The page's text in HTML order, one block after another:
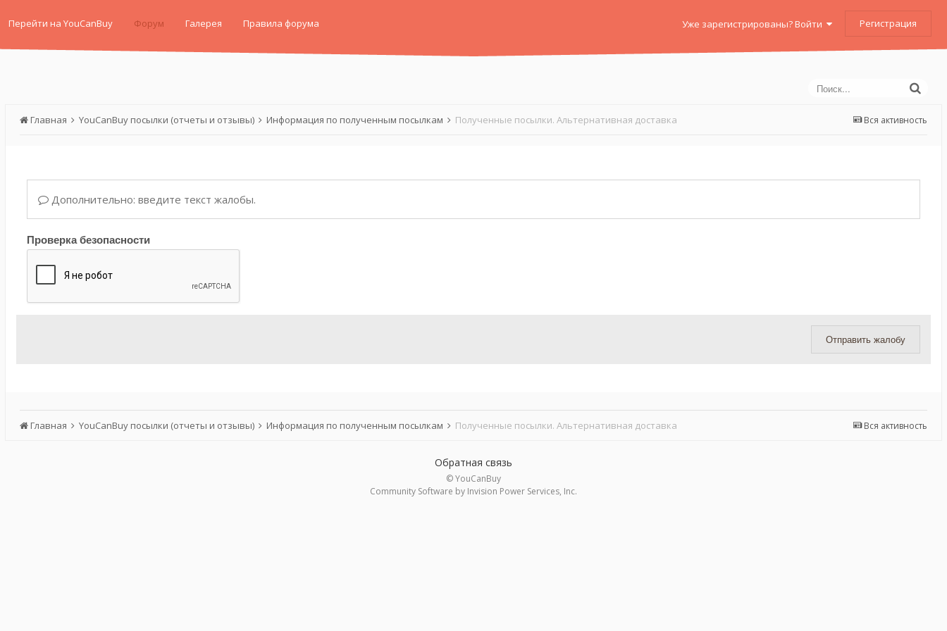
Перейти на YouCanBuy Форум Галерея Правила форума Уже зарегистрированы? Войти Регистрация
Вся активность
Главная YouCanBuy посылки (отчеты и отзывы) Информация по полученным посылкам Полученные посылки. Альтернативная доставка
Дополнительно: введите текст жалобы.
Проверка безопасности
Отправить жалобу
Вся активность
Главная YouCanBuy посылки (отчеты и отзывы) Информация по полученным посылкам Полученные посылки. Альтернативная доставка
Обратная связь
© YouCanBuy
Community Software by Invision Power Services, Inc.